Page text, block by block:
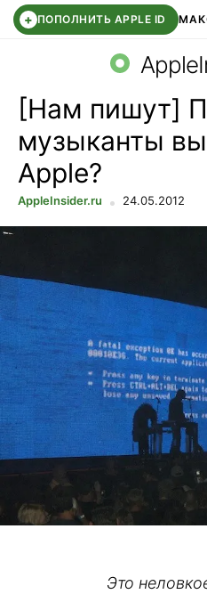
+ ПОПОЛНИТЬ APPLE ID
СБЕР КИДС ВТБ
[Нам пишут]
музыканты
Apple?
AppleInsider.ru 24.05.2012
Это